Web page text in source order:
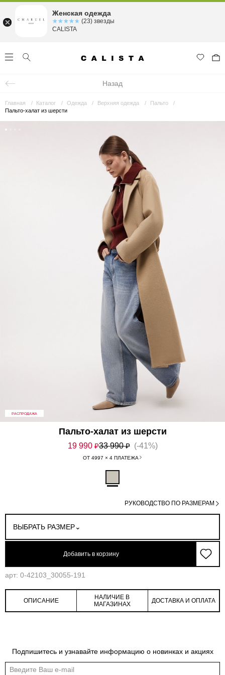
Назад
Главная Каталог Одежда Верхняя одежда
Пальто
Пальто-халат из шерсти
РАСПРОДАЖА
Пальто-халат из шерсти
19 990 ₽33 990₽ (-41%)
ОТ 4997 × 4 ПЛАТЕЖА
ВЫБРАТЬ РАЗМЕР
РУКОВОДСТВО ПО РАЗМЕРАМ
Добавить в корзину
арт: 0-42103_30055-191
Индивидуальные обмеры изделия помогут более точно выбрать подходящий
ОПИСАНИЕ
НАЛИЧИЕ В
МАГАЗИНАХ
ДОСТАВКА И ОПЛАТА
Подпишитесь и узнавайте информацию о новинках и акциях
Женская одежда
☆☆☆☆☆
★★★★★ (23) звезды
CALISTA